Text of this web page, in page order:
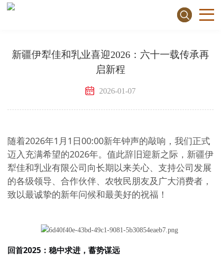
新疆伊犁佳和乳业喜迎2026：六十一载传承再
启新程
2026-01-07
随着2026年1月1日00:00新年钟声的敲响，我们正式
迈入充满希望的2026年。值此辞旧迎新之际，新疆伊
犁佳和乳业有限公司向长期以来关心、支持公司发展
的各级领导、合作伙伴、农牧民朋友及广大消费者，
致以最诚挚的新年问候和最美好的祝福！
回首2025：稳中求进，蓄势谋远